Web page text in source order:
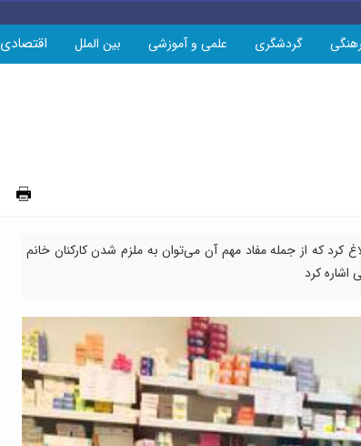
گردشگری علمی و آموزشی بین الملل اقتصادی
کرد که از جمله مفاد مهم آن می‌توان به ملزم شدن کارکنان خانم
کرد